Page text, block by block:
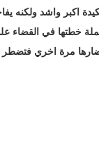
اكبر واشد ولكنه
خطتها في
مرة اخري